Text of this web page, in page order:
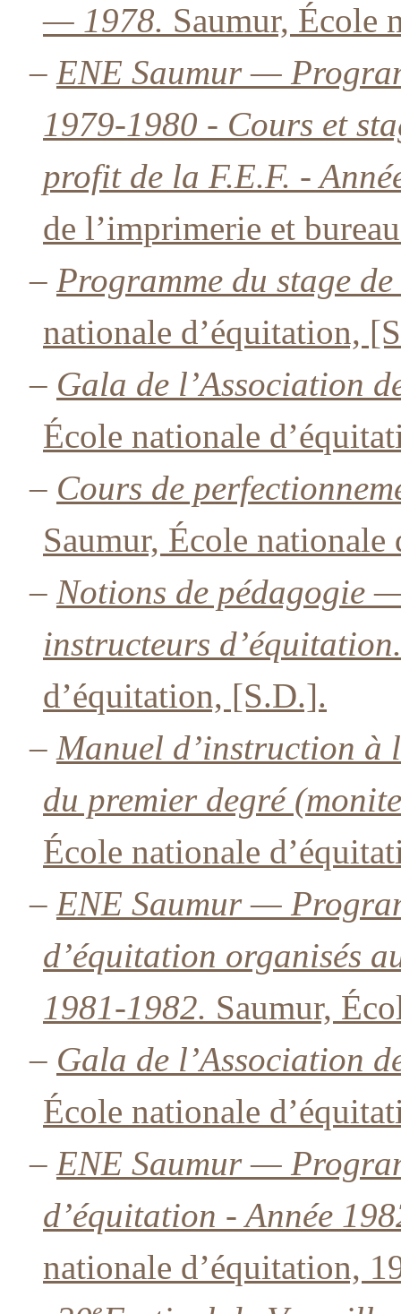
— 1978. Saumur, École
– ENE Saumur —
1979-1980 - Cours et
profit de la F.E.F. -
de l’imprimerie et
– Programme du stage de
nationale d’équitation,
– Gala de l’Association
École nationale
– Cours de
Saumur, École
– Notions de pédagogie
instructeurs d’équitation.
d’équitation, [S.D.].
– Manuel d’instruction à
du premier degré
École nationale
– ENE Saumur —
d’équitation organisés
1981-1982. Saumur,
– Gala de l’Association
École nationale
– ENE Saumur —
d’équitation - Année
nationale d’équitation,